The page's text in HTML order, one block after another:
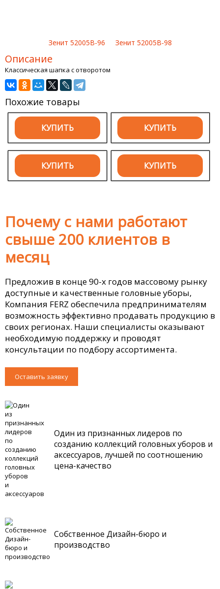
Зенит 52005B-96 Зенит 52005B-98
Описание
Классическая шапка с отворотом
Похожие товары
КУПИТЬ КУПИТЬ
КУПИТЬ КУПИТЬ
Почему с нами работают
свыше 200 клиентов в
месяц
Предложив в конце 90-х годов массовому рынку
доступные и качественные головные уборы,
Компания FERZ обеспечила предпринимателям
возможность эффективно продавать продукцию в
своих регионах. Наши специалисты оказывают
необходимую поддержку и проводят
консультации по подбору ассортимента.
Оставить заявку
Один из признанных лидеров по
созданию коллекций головных уборов и
аксессуаров, лучшей по соотношению
цена-качество
Собственное Дизайн-бюро и
производство